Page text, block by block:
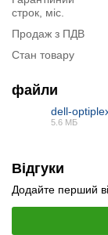
Слідкувати в
Слідкувати на
строк, міс.
Продаж з ПДВ
Стан товару
файли
dell-
5.6 МБ
Відгуки
Додайте перший